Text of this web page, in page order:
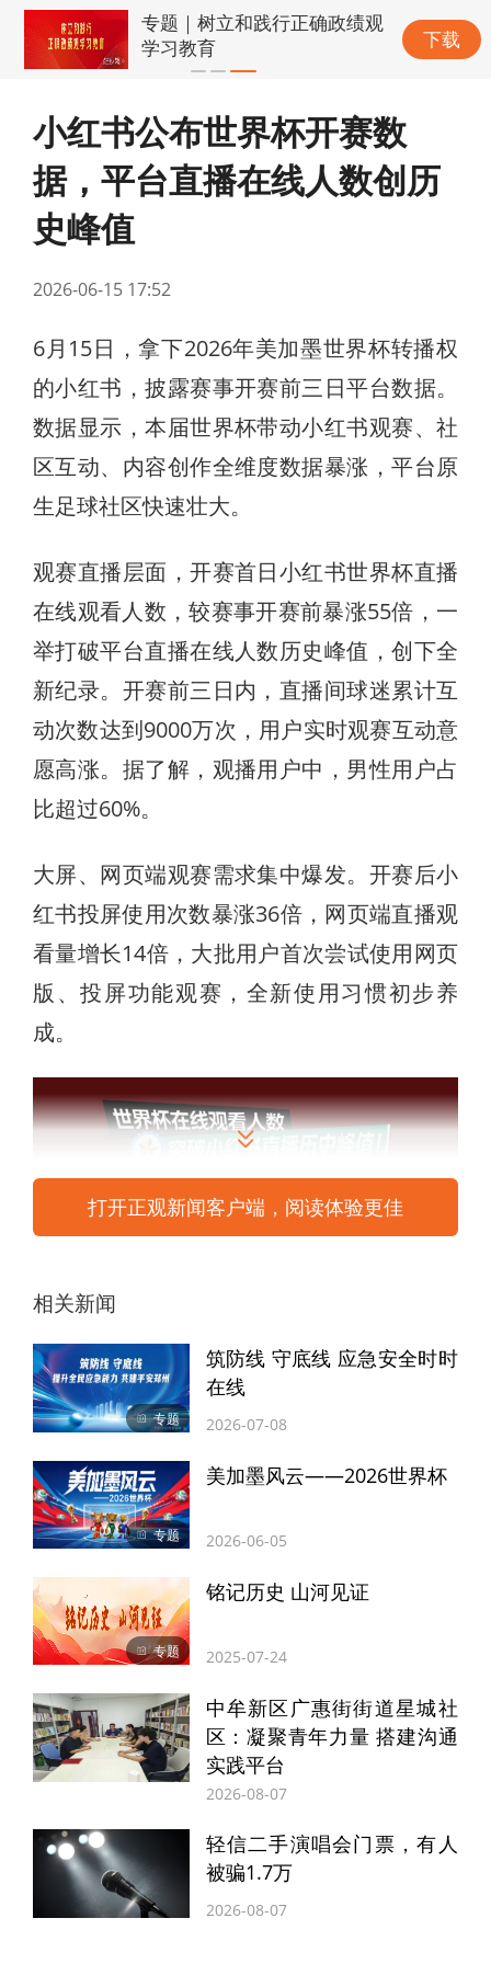
专题｜树立和践行正确政绩观
学习教育
下载
小红书公布世界杯开赛数
据，平台直播在线人数创历
史峰值
2026-06-15 17:52
6月15日，拿下2026年美加墨世界杯转播权
的小红书，披露赛事开赛前三日平台数据。
数据显示，本届世界杯带动小红书观赛、社
区互动、内容创作全维度数据暴涨，平台原
生足球社区快速壮大。
观赛直播层面，开赛首日小红书世界杯直播
在线观看人数，较赛事开赛前暴涨55倍，一
举打破平台直播在线人数历史峰值，创下全
新纪录。开赛前三日内，直播间球迷累计互
动次数达到9000万次，用户实时观赛互动意
愿高涨。据了解，观播用户中，男性用户占
比超过60%。
大屏、网页端观赛需求集中爆发。开赛后小
红书投屏使用次数暴涨36倍，网页端直播观
看量增长14倍，大批用户首次尝试使用网页
版、投屏功能观赛，全新使用习惯初步养
成。
据了解，本次世界杯期间，小红书面向全量
用户开放App端内、网页端双渠道免费超高
清赛事直播，同步支持直播投屏功能。同
时，这也是小红书首次为单一体育赛事开设
App一级专属入口，全新“世界杯”专区与“关
注”、“发现”两大核心页卡并列，用户打开
打开正观新闻客户端，阅读体验更佳
相关新闻
专题
筑防线 守底线 应急安全时时
在线
2026-07-08
专题
美加墨风云——2026世界杯
2026-06-05
专题
铭记历史 山河见证
2025-07-24
中牟新区广惠街街道星城社
区：凝聚青年力量 搭建沟通
实践平台
2026-08-07
轻信二手演唱会门票，有人
被骗1.7万
2026-08-07